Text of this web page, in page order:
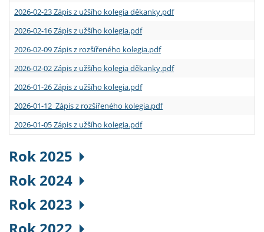
2026-02-23 Zápis z užšího kolegia děkanky.pdf
2026-02-16 Zápis z užšího kolegia.pdf
2026-02-09 Zápis z rozšířeného kolegia.pdf
2026-02-02 Zápis z užšího kolegia děkanky.pdf
2026-01-26 Zápis z užšího kolegia.pdf
2026-01-12 Zápis z rozšířeného kolegia.pdf
2026-01-05 Zápis z užšího kolegia.pdf
Rok 2025
Rok 2024
Rok 2023
Rok 2022